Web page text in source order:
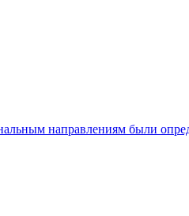
направлениям были